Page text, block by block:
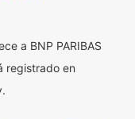
a BNP PARIBAS
registrado en